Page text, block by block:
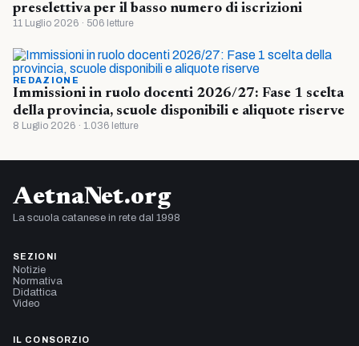
preselettiva per il basso numero di iscrizioni
11 Luglio 2026 · 506 letture
REDAZIONE
Immissioni in ruolo docenti 2026/27: Fase 1 scelta
della provincia, scuole disponibili e aliquote riserve
8 Luglio 2026 · 1.036 letture
AetnaNet.org
La scuola catanese in rete dal 1998
SEZIONI
Notizie
Normativa
Didattica
Video
IL CONSORZIO